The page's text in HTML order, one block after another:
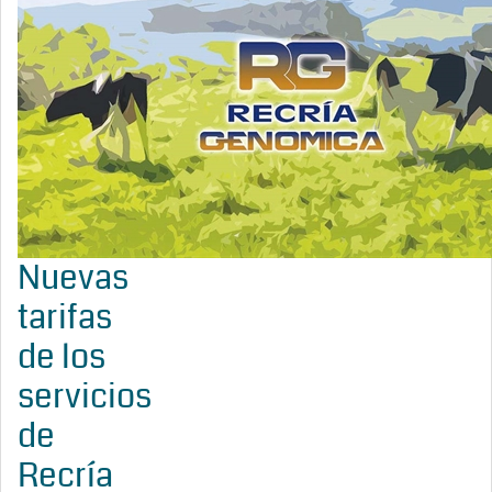
Nuevas
tarifas
de los
servicios
de
Recría